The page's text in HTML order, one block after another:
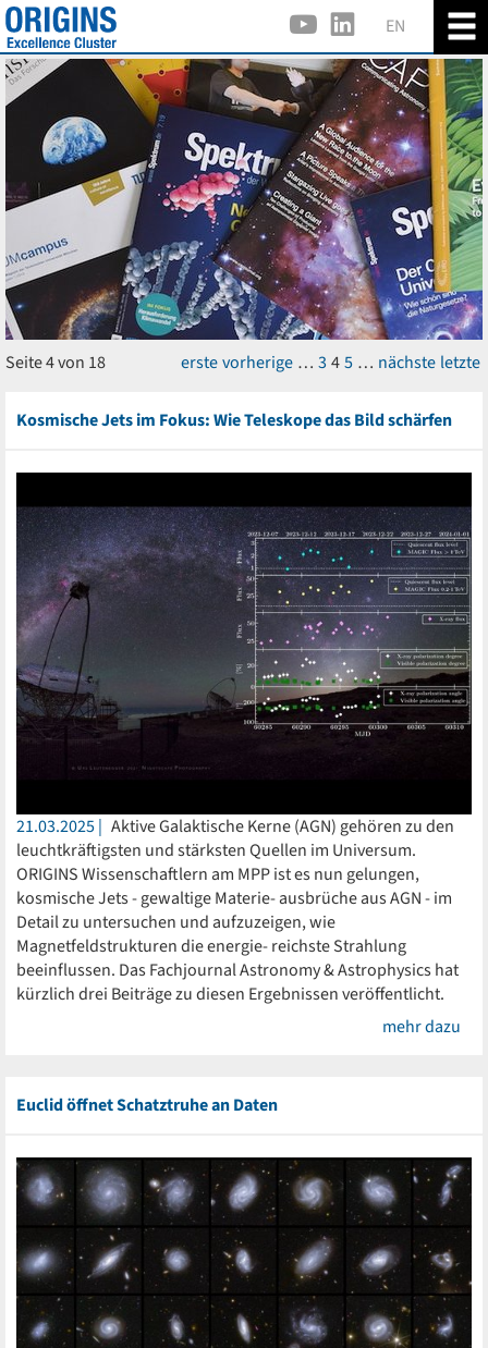
EN
Seite 4 von 18 erstevorherige … 345 … nächste letzte
Kosmische Jets im Fokus: Wie Teleskope das Bild schärfen
21.03.2025
Aktive Galaktische Kerne (AGN) gehören zu den
leuchtkräftigsten und stärksten Quellen im Universum.
ORIGINS Wissenschaftlern am MPP ist es nun gelungen,
kosmische Jets - gewaltige Materie- ausbrüche aus AGN - im
Detail zu untersuchen und aufzuzeigen, wie
Magnetfeldstrukturen die energie- reichste Strahlung
beeinflussen. Das Fachjournal Astronomy & Astrophysics hat
kürzlich drei Beiträge zu diesen Ergebnissen veröffentlicht.
mehr dazu
Euclid öffnet Schatztruhe an Daten